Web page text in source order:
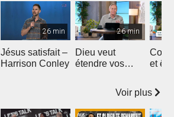
26 min
Jésus satisfait –
Harrison Conley
26 min
Dieu veut
étendre vos
et
Voir plus